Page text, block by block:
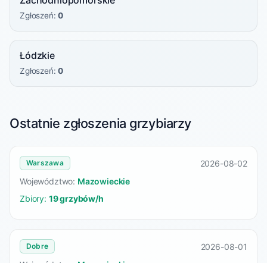
Zgłoszeń:0
Łódzkie
Zgłoszeń:0
Ostatnie zgłoszenia grzybiarzy
Warszawa
2026-08-02
Województwo: Mazowieckie
Zbiory: 19 grzybów/h
Dobre
2026-08-01